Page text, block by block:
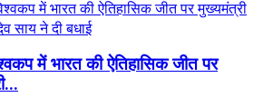
में भारत की ऐतिहासिक जीत पर